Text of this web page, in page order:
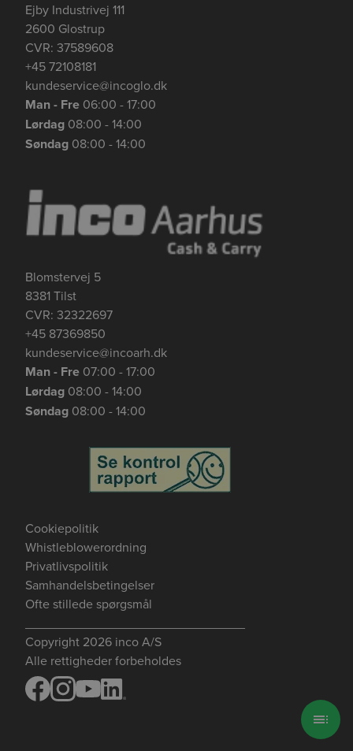
Ejby Industrivej 111
2600 Glostrup
CVR: 37589608
+45 72108181
kundeservice@incoglo.dk
Man - Fre 06:00 - 17:00
Lørdag 08:00 - 14:00
Søndag 08:00 - 14:00
Blomstervej 5
8381 Tilst
CVR: 32322697
+45 87369850
kundeservice@incoarh.dk
Man - Fre 07:00 - 17:00
Lørdag 08:00 - 14:00
Søndag 08:00 - 14:00
Cookiepolitik
Whistleblowerordning
Privatlivspolitik
Samhandelsbetingelser
Ofte stillede spørgsmål
Copyright 2026 inco A/S
Alle rettigheder forbeholdes
Se mere her om beregningerne og værdierne